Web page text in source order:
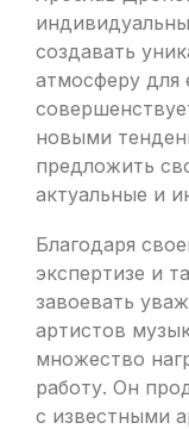
создавать
атмосферу для
новыми
предложить
актуальные и
Благодаря
экспертизе и
завоевать
артистов
множество
работу. Он
с известными